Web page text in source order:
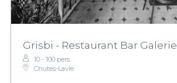
Grisbi - Restaurant Bar Galerie
10 - 100 pers.
Chutes-Lavie